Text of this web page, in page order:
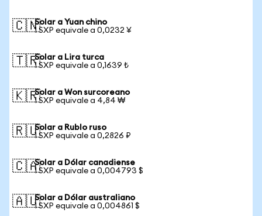
🇨🇳Solar a Yuan chino
1 SXP equivale a 0,0232 ¥
🇹🇷Solar a Lira turca
1 SXP equivale a 0,1639 ₺
🇰🇷Solar a Won surcoreano
1 SXP equivale a 4,84 ₩
🇷🇺Solar a Rublo ruso
1 SXP equivale a 0,2826 ₽
🇨🇦Solar a Dólar canadiense
1 SXP equivale a 0,004793 $
🇦🇺Solar a Dólar australiano
1 SXP equivale a 0,004861 $